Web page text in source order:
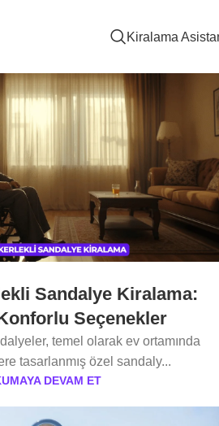
Kiralama
Sandalye Kiralama:
Seçenekler
temel olarak ev ortamında
tasarlanmış özel sandaly...
DEVAM ET